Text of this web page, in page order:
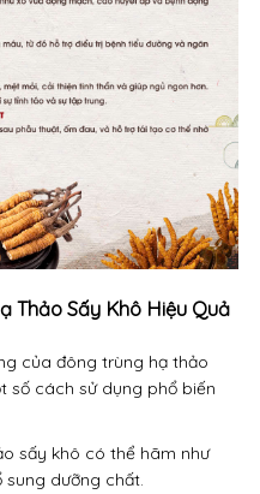
Thảo Sấy Khô Hiệu Quả
của đông trùng hạ thảo
số cách sử dụng phổ biến
sấy khô có thể hãm như
dưỡng chất.